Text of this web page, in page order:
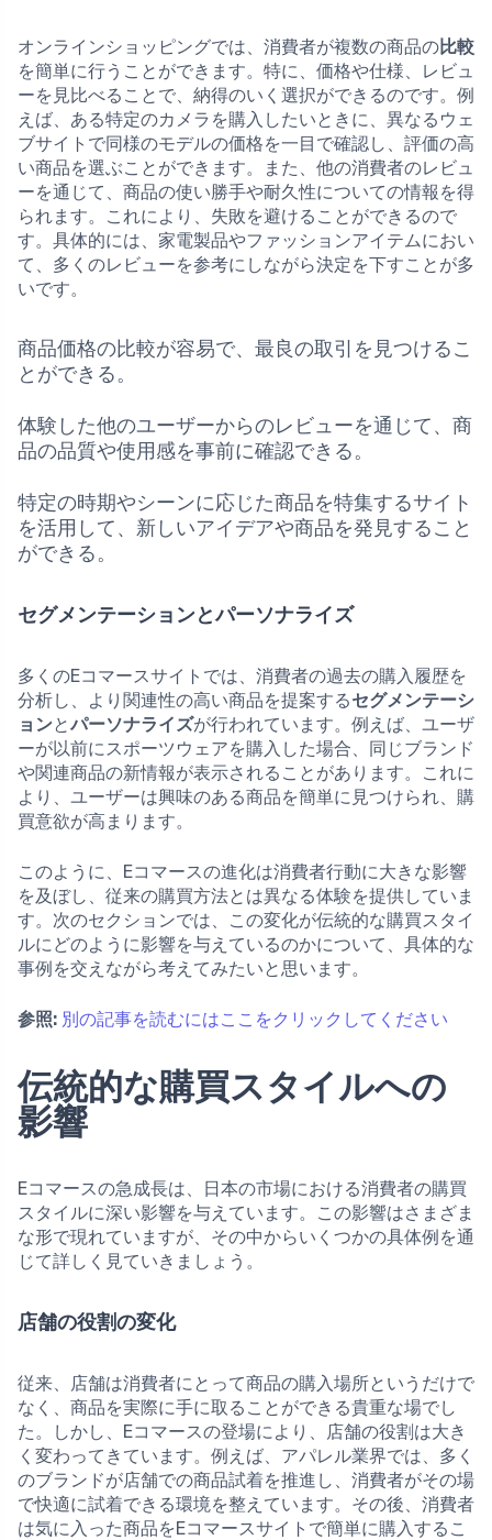
オンラインショッピングでは、消費者が複数の商品の比較
を簡単に行うことができます。特に、価格や仕様、レビュ
ーを見比べることで、納得のいく選択ができるのです。例
えば、ある特定のカメラを購入したいときに、異なるウェ
ブサイトで同様のモデルの価格を一目で確認し、評価の高
い商品を選ぶことができます。また、他の消費者のレビュ
ーを通じて、商品の使い勝手や耐久性についての情報を得
られます。これにより、失敗を避けることができるので
す。具体的には、家電製品やファッションアイテムにおい
て、多くのレビューを参考にしながら決定を下すことが多
いです。
商品価格の比較が容易で、最良の取引を見つけるこ
とができる。
体験した他のユーザーからのレビューを通じて、商
品の品質や使用感を事前に確認できる。
特定の時期やシーンに応じた商品を特集するサイト
を活用して、新しいアイデアや商品を発見すること
ができる。
セグメンテーションとパーソナライズ
多くのEコマースサイトでは、消費者の過去の購入履歴を
分析し、より関連性の高い商品を提案するセグメンテーシ
ョンとパーソナライズが行われています。例えば、ユーザ
ーが以前にスポーツウェアを購入した場合、同じブランド
や関連商品の新情報が表示されることがあります。これに
より、ユーザーは興味のある商品を簡単に見つけられ、購
買意欲が高まります。
このように、Eコマースの進化は消費者行動に大きな影響
を及ぼし、従来の購買方法とは異なる体験を提供していま
す。次のセクションでは、この変化が伝統的な購買スタイ
ルにどのように影響を与えているのかについて、具体的な
事例を交えながら考えてみたいと思います。
参照: 別の記事を読むにはここをクリックしてください
伝統的な購買スタイルへの
影響
Eコマースの急成長は、日本の市場における消費者の購買
スタイルに深い影響を与えています。この影響はさまざま
な形で現れていますが、その中からいくつかの具体例を通
じて詳しく見ていきましょう。
店舗の役割の変化
従来、店舗は消費者にとって商品の購入場所というだけで
なく、商品を実際に手に取ることができる貴重な場でし
た。しかし、Eコマースの登場により、店舗の役割は大き
く変わってきています。例えば、アパレル業界では、多く
のブランドが店舗での商品試着を推進し、消費者がその場
で快適に試着できる環境を整えています。その後、消費者
は気に入った商品をEコマースサイトで簡単に購入するこ